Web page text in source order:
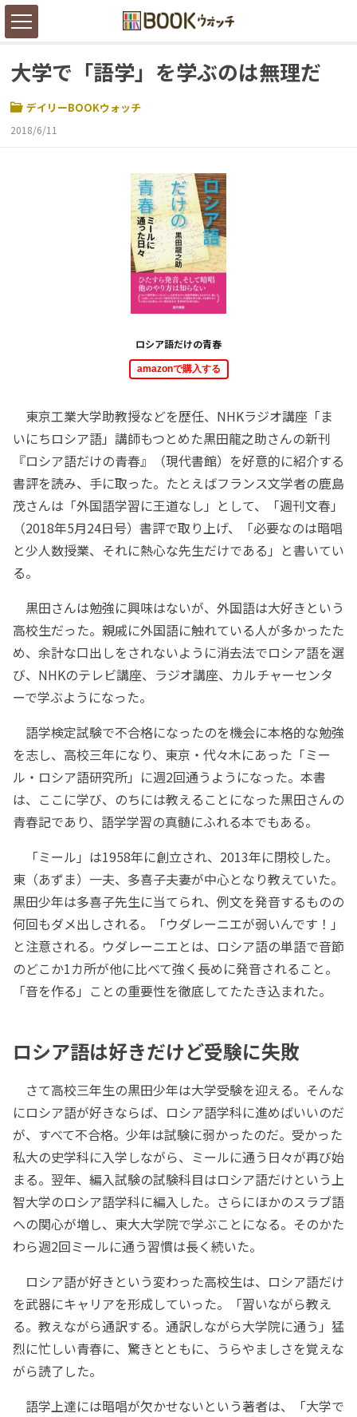
大学で「語学」を学ぶのは無理だ
デイリーBOOKウォッチ
2018/6/11
ロシア語だけの青春
amazonで購入する
東京工業大学助教授などを歴任、NHKラジオ講座「ま
いにちロシア語」講師もつとめた黒田龍之助さんの新刊
『ロシア語だけの青春』（現代書館）を好意的に紹介する
書評を読み、手に取った。たとえばフランス文学者の鹿島
茂さんは「外国語学習に王道なし」として、「週刊文春」
（2018年5月24日号）書評で取り上げ、「必要なのは暗唱
と少人数授業、それに熱心な先生だけである」と書いてい
る。
黒田さんは勉強に興味はないが、外国語は大好きという
高校生だった。親戚に外国語に触れている人が多かったた
め、余計な口出しをされないように消去法でロシア語を選
び、NHKのテレビ講座、ラジオ講座、カルチャーセンタ
ーで学ぶようになった。
語学検定試験で不合格になったのを機会に本格的な勉強
を志し、高校三年になり、東京・代々木にあった「ミー
ル・ロシア語研究所」に週2回通うようになった。本書
は、ここに学び、のちには教えることになった黒田さんの
青春記であり、語学学習の真髄にふれる本でもある。
「ミール」は1958年に創立され、2013年に閉校した。
東（あずま）一夫、多喜子夫妻が中心となり教えていた。
黒田少年は多喜子先生に当てられ、例文を発音するものの
何回もダメ出しされる。「ウダレーニエが弱いんです！」
と注意される。ウダレーニエとは、ロシア語の単語で音節
のどこか1カ所が他に比べて強く長めに発音されること。
「音を作る」ことの重要性を徹底してたたき込まれた。
ロシア語は好きだけど受験に失敗
さて高校三年生の黒田少年は大学受験を迎える。そんな
にロシア語が好きならば、ロシア語学科に進めばいいのだ
が、すべて不合格。少年は試験に弱かったのだ。受かった
私大の史学科に入学しながら、ミールに通う日々が再び始
まる。翌年、編入試験の試験科目はロシア語だけという上
智大学のロシア語学科に編入した。さらにほかのスラブ語
への関心が増し、東大大学院で学ぶことになる。そのかた
わら週2回ミールに通う習慣は長く続いた。
ロシア語が好きという変わった高校生は、ロシア語だけ
を武器にキャリアを形成していった。「習いながら教え
る。教えながら通訳する。通訳しながら大学院に通う」猛
烈に忙しい青春に、驚きとともに、うらやましさを覚えな
がら読了した。
語学上達には暗唱が欠かせないという著者は、「大学で